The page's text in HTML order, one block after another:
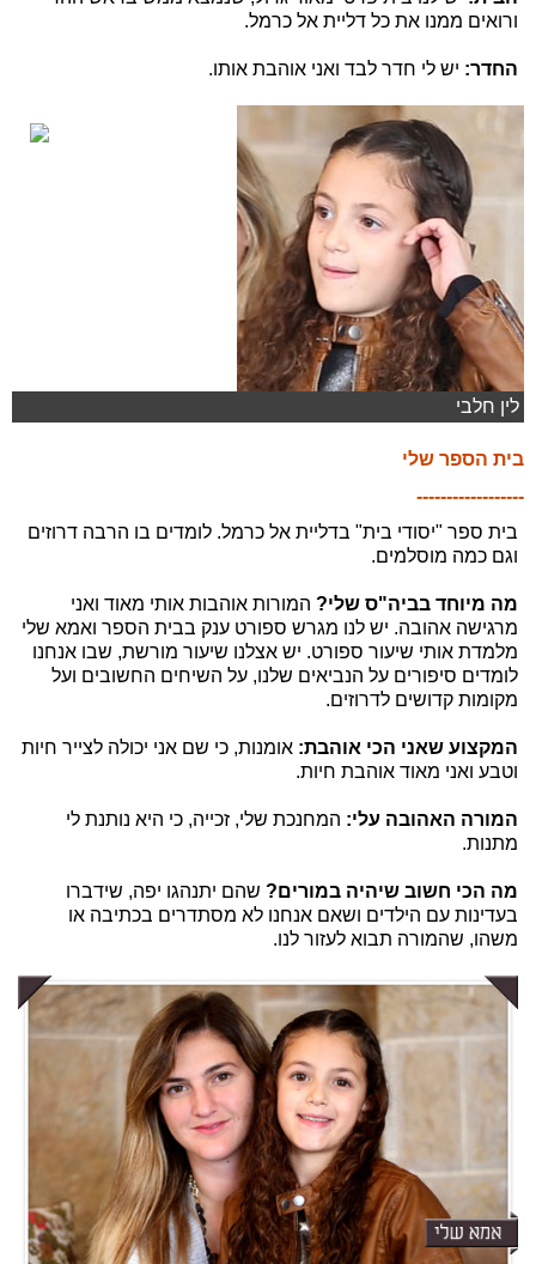
ורואים ממנו את כל דליית אל כרמל.
החדר: יש לי חדר לבד ואני אוהבת אותו.
לין חלבי
בית הספר שלי
------------------
בית ספר "יסודי בית" בדליית אל כרמל. לומדים בו הרבה דרוזים
וגם כמה מוסלמים.
מה מיוחד בביה"ס שלי?המורות אוהבות אותי מאוד ואני
מרגישה אהובה. יש לנו מגרש ספורט ענק בבית הספר ואמא שלי
מלמדת אותי שיעור ספורט. יש אצלנו שיעור מורשת, שבו אנחנו
לומדים סיפורים על הנביאים שלנו, על השיחים החשובים ועל
מקומות קדושים לדרוזים.
המקצוע שאני הכי אוהבת: אומנות, כי שם אני יכולה לצייר חיות
וטבע ואני מאוד אוהבת חיות.
המורה האהובה עלי: המחנכת שלי, זכייה, כי היא נותנת לי
מתנות.
מה הכי חשוב שיהיה במורים?שהם יתנהגו יפה, שידברו
בעדינות עם הילדים ושאם אנחנו לא מסתדרים בכתיבה או
משהו, שהמורה תבוא לעזור לנו.